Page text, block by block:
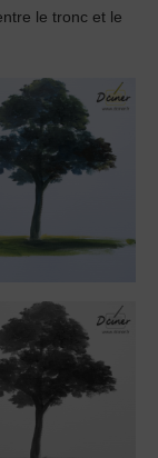
le tronc et le